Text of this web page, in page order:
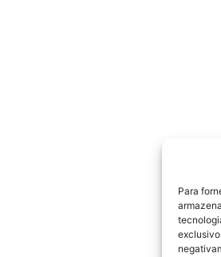
Para